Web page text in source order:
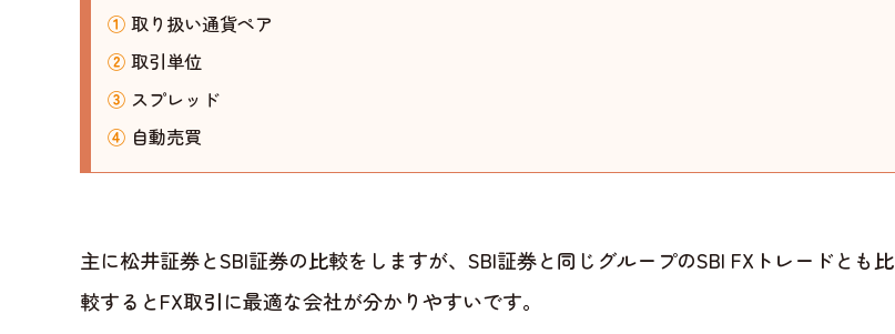
① 取り扱い通貨ペア
② 取引単位
③ スプレッド
④ 自動売買
主に松井証券とSBI証券の比較をしますが、SBI証券と同じグループのSBI FXトレードとも比
較するとFX取引に最適な会社が分かりやすいです。